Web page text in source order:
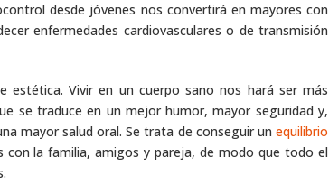
desde jóvenes nos convertirá en mayores con
enfermedades cardiovasculares o de transmisión
estética. Vivir en un cuerpo sano nos hará ser más
se traduce en un mejor humor, mayor seguridad y,
mayor salud oral. Se trata de conseguir un equilibrio
con la familia, amigos y pareja, de modo que todo el